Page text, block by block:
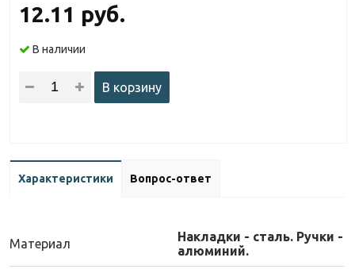
12.11 руб.
В наличии
В корзину
Характеристики Вопрос-ответ
Материал
Накладки - сталь. Ручки -
алюминий.